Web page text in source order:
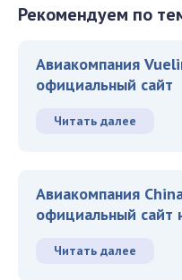
Рекомендуем по
Авиакомпания
официальный сайт
Читать далее
Авиакомпания
официальный сайт
Читать далее